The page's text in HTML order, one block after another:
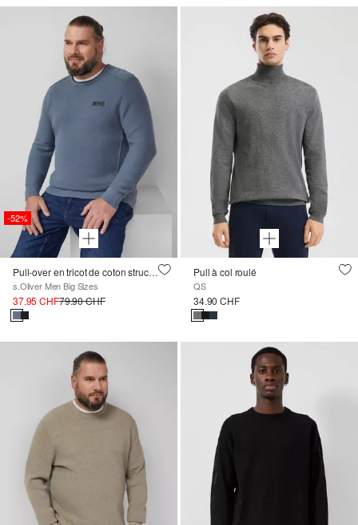
-52%
Pull-over en tricot de coton structuré
s.Oliver Men Big Sizes
37.95 CHF79.90 CHF
Pull à col roulé
QS
34.90 CHF